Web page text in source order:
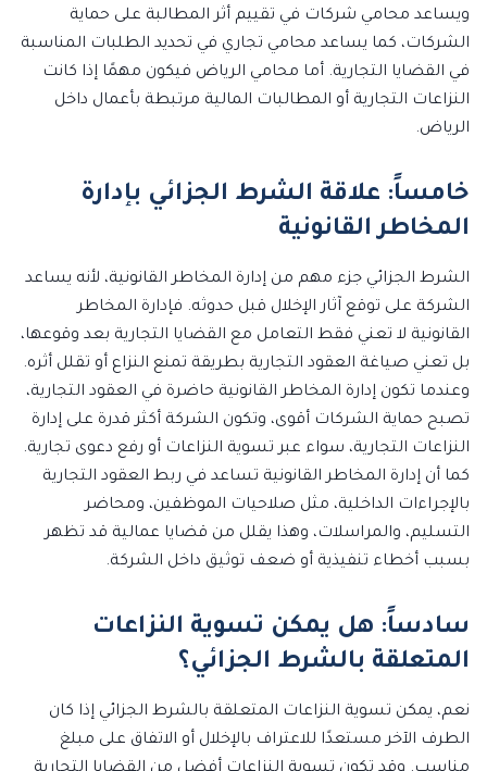
ويساعد محامي شركات في تقييم أثر المطالبة على حماية
الشركات، كما يساعد محامي تجاري في تحديد الطلبات المناسبة
في القضايا التجارية. أما محامي الرياض فيكون مهمًا إذا كانت
النزاعات التجارية أو المطالبات المالية مرتبطة بأعمال داخل
الرياض.
خامساً: علاقة الشرط الجزائي بإدارة
المخاطر القانونية
الشرط الجزائي جزء مهم من إدارة المخاطر القانونية، لأنه يساعد
الشركة على توقع آثار الإخلال قبل حدوثه. فإدارة المخاطر
القانونية لا تعني فقط التعامل مع القضايا التجارية بعد وقوعها،
بل تعني صياغة العقود التجارية بطريقة تمنع النزاع أو تقلل أثره.
وعندما تكون إدارة المخاطر القانونية حاضرة في العقود التجارية،
تصبح حماية الشركات أقوى، وتكون الشركة أكثر قدرة على إدارة
النزاعات التجارية، سواء عبر تسوية النزاعات أو رفع دعوى تجارية.
كما أن إدارة المخاطر القانونية تساعد في ربط العقود التجارية
بالإجراءات الداخلية، مثل صلاحيات الموظفين، ومحاضر
التسليم، والمراسلات، وهذا يقلل من قضايا عمالية قد تظهر
بسبب أخطاء تنفيذية أو ضعف توثيق داخل الشركة.
سادساً: هل يمكن تسوية النزاعات
المتعلقة بالشرط الجزائي؟
نعم، يمكن تسوية النزاعات المتعلقة بالشرط الجزائي إذا كان
الطرف الآخر مستعدًا للاعتراف بالإخلال أو الاتفاق على مبلغ